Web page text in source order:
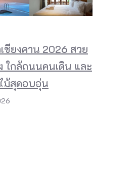
ชียงคาน 2026 สวย
ใกล้ถนนคนเดิน และ
ม้สุดอบอุ่น